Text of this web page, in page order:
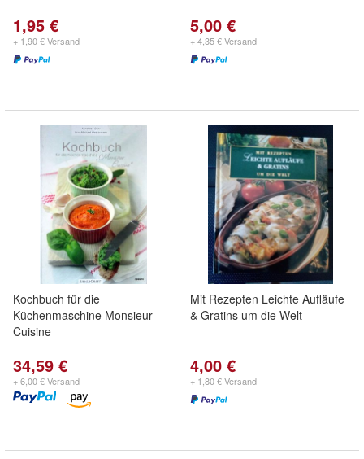
1,95 €
+ 1,90 € Versand
5,00 €
+ 4,35 € Versand
Kochbuch für die
Küchenmaschine Monsieur
Cuisine
34,59 €
+ 6,00 € Versand
Mit Rezepten Leichte Aufläufe
& Gratins um die Welt
4,00 €
+ 1,80 € Versand